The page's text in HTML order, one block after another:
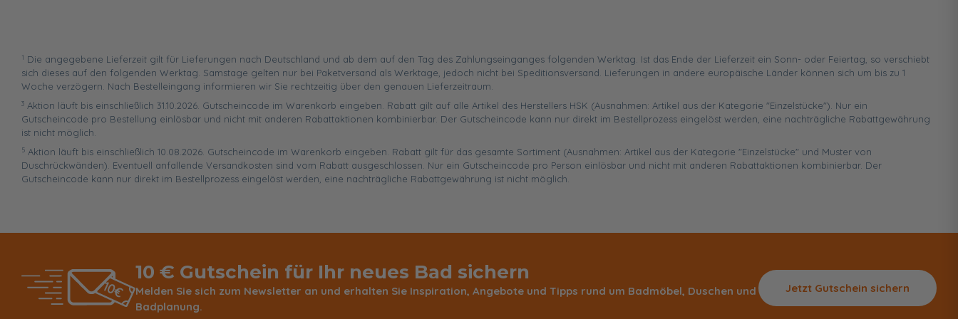
1 Die angegebene Lieferzeit gilt für Lieferungen nach Deutschland und ab dem auf den Tag des Zahlungseinganges folgenden Werktag. Ist das Ende der Lieferzeit ein Sonn- oder Feiertag, so verschiebt
sich dieses auf den folgenden Werktag. Samstage gelten nur bei Paketversand als Werktage, jedoch nicht bei Speditionsversand. Lieferungen in andere europäische Länder können sich um bis zu 1
Woche verzögern. Nach Bestelleingang informieren wir Sie rechtzeitig über den genauen Lieferzeitraum.
3 Aktion läuft bis einschließlich 31.10.2026. Gutscheincode im Warenkorb eingeben. Rabatt gilt auf alle Artikel des Herstellers HSK (Ausnahmen: Artikel aus der Kategorie "Einzelstücke"). Nur ein
Gutscheincode pro Bestellung einlösbar und nicht mit anderen Rabattaktionen kombinierbar. Der Gutscheincode kann nur direkt im Bestellprozess eingelöst werden, eine nachträgliche Rabattgewährung
ist nicht möglich.
5 Aktion läuft bis einschließlich 10.08.2026. Gutscheincode im Warenkorb eingeben. Rabatt gilt für das gesamte Sortiment (Ausnahmen: Artikel aus der Kategorie "Einzelstücke" und Muster von
Duschrückwänden). Eventuell anfallende Versandkosten sind vom Rabatt ausgeschlossen. Nur ein Gutscheincode pro Person einlösbar und nicht mit anderen Rabattaktionen kombinierbar. Der
Gutscheincode kann nur direkt im Bestellprozess eingelöst werden, eine nachträgliche Rabattgewährung ist nicht möglich.
10 € Gutschein für Ihr neues Bad sichern
Melden Sie sich zum Newsletter an und erhalten Sie Inspiration, Angebote und Tipps rund um Badmöbel, Duschen und
Badplanung.
Jetzt Gutschein sichern